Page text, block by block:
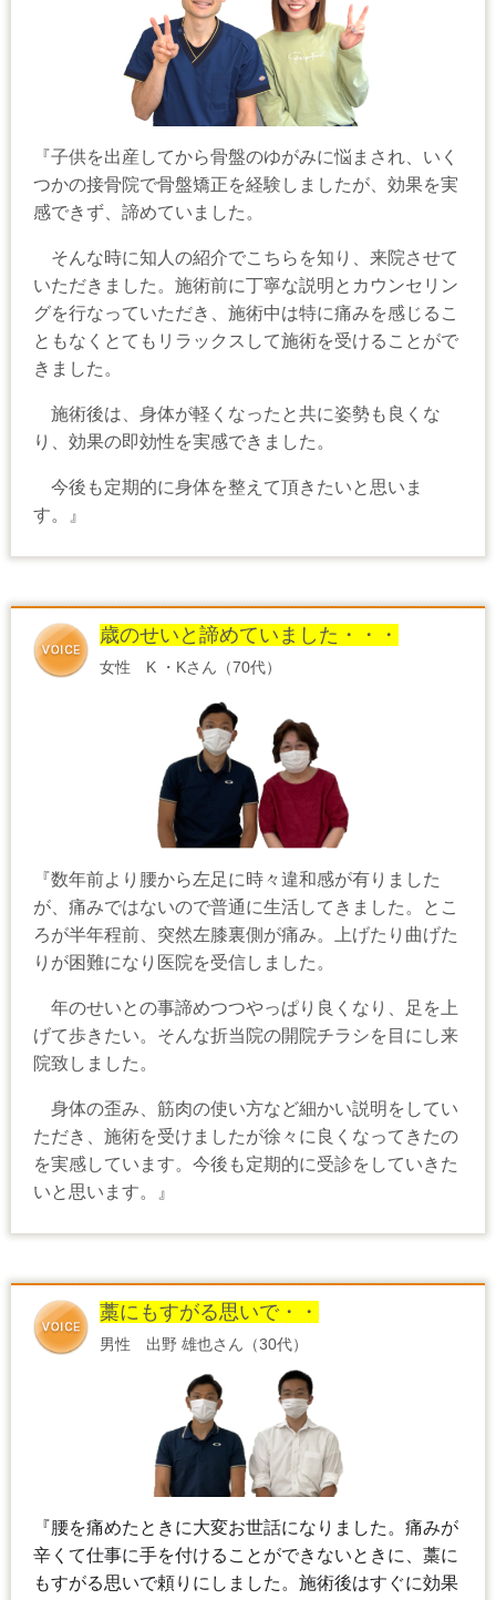
『子供を出産してから骨盤のゆがみに悩まされ、いく
つかの接骨院で骨盤矯正を経験しましたが、効果を実
感できず、諦めていました。
そんな時に知人の紹介でこちらを知り、来院させて
いただきました。施術前に丁寧な説明とカウンセリン
グを行なっていただき、施術中は特に痛みを感じるこ
ともなくとてもリラックスして施術を受けることがで
きました。
施術後は、身体が軽くなったと共に姿勢も良くな
り、効果の即効性を実感できました。
今後も定期的に身体を整えて頂きたいと思いま
す。』
歳のせいと諦めていました・・・
女性 K ・Kさん（70代）
『数年前より腰から左足に時々違和感が有りました
が、痛みではないので普通に生活してきました。とこ
ろが半年程前、突然左膝裏側が痛み。上げたり曲げた
りが困難になり医院を受信しました。
年のせいとの事諦めつつやっぱり良くなり、足を上
げて歩きたい。そんな折当院の開院チラシを目にし来
院致しました。
身体の歪み、筋肉の使い方など細かい説明をしてい
ただき、施術を受けましたが徐々に良くなってきたの
を実感しています。今後も定期的に受診をしていきた
いと思います。』
藁にもすがる思いで・・
男性 出野 雄也さん（30代）
『腰を痛めたときに大変お世話になりました。痛みが
辛くて仕事に手を付けることができないときに、藁に
もすがる思いで頼りにしました。施術後はすぐに効果